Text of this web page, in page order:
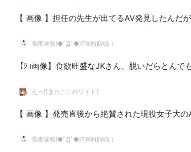
【 画像 】担任の先生が出てるAV発見したんだ
雪夜速報(●ﾟДﾟ●)TWINEWS！
【ｼｺ画像】食欲旺盛なJKさん、脱いだらとん
えっ!?またここのサイト?
【 画像 】発売直後から絶賛された現役女子大
雪夜速報(●ﾟДﾟ●)TWINEWS！